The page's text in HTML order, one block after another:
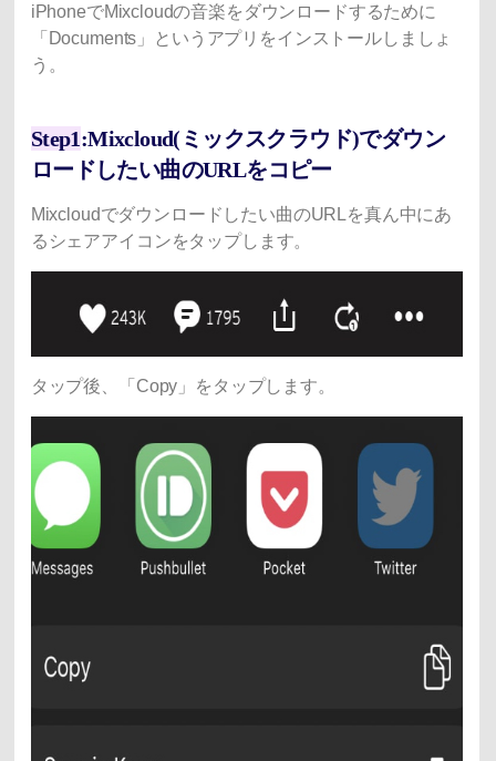
iPhoneでMixcloudの音楽をダウンロードするために
「Documents」というアプリをインストールしましょ
う。
Step1:Mixcloud(ミックスクラウド)でダウン
ロードしたい曲のURLをコピー
Mixcloudでダウンロードしたい曲のURLを真ん中にあ
るシェアアイコンをタップします。
タップ後、「Copy」をタップします。